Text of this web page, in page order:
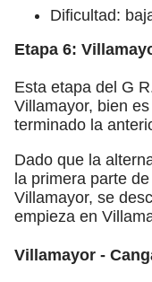
Dificultad:
Etapa 6:
Esta etapa del G
Villamayor, bien
terminado la
Dado que la
la primera parte
Villamayor, se
empieza en
Villamayor -